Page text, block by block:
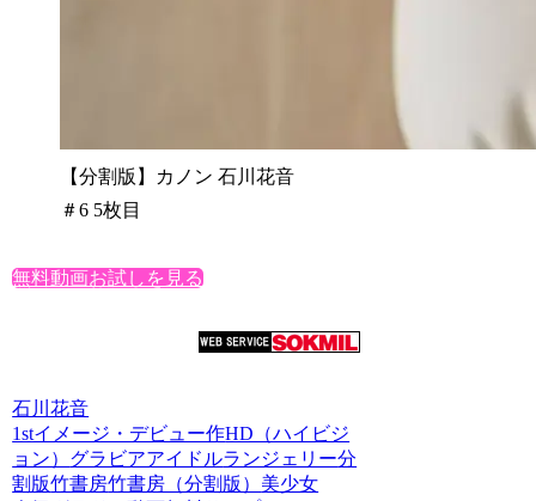
【分割版】カノン 石川花音
＃6 5枚目
無料動画お試しを見る
石川花音
1stイメージ・デビュー作HD（ハイビジ
ョン） グラビアアイドルランジェリー分
割版竹書房竹書房（分割版） 美少女